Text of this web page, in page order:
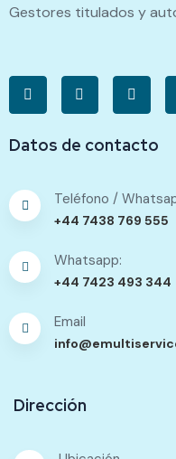
Gestores titulados y
Datos de contacto
Teléfono /
+44 7438 769 555
Whatsapp:
+44 7423 493 344
Email
Dirección